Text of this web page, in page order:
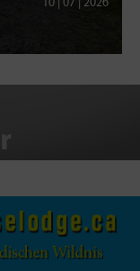
10 | 07 | 2026